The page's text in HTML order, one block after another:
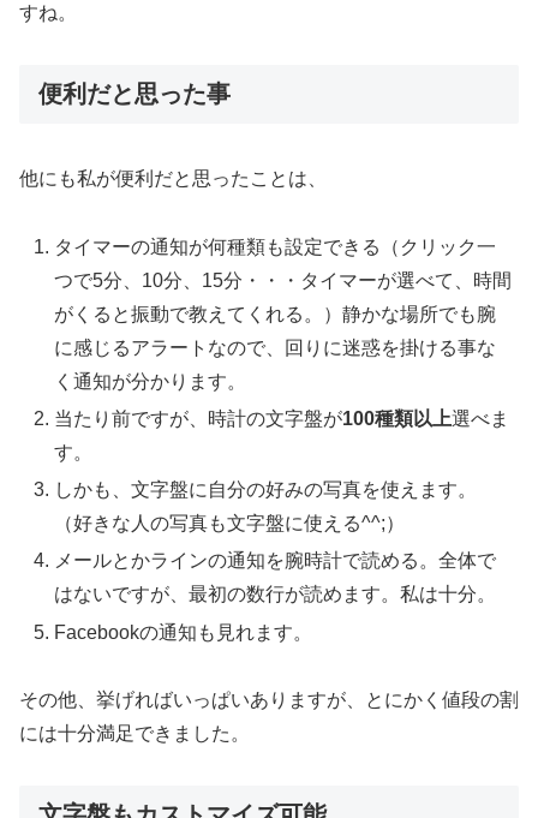
すね。
便利だと思った事
他にも私が便利だと思ったことは、
タイマーの通知が何種類も設定できる（クリック一
つで5分、10分、15分・・・タイマーが選べて、時間
がくると振動で教えてくれる。）静かな場所でも腕
に感じるアラートなので、回りに迷惑を掛ける事な
く通知が分かります。
当たり前ですが、時計の文字盤が100種類以上選べま
す。
しかも、文字盤に自分の好みの写真を使えます。
（好きな人の写真も文字盤に使える^^;）
メールとかラインの通知を腕時計で読める。全体で
はないですが、最初の数行が読めます。私は十分。
Facebookの通知も見れます。
その他、挙げればいっぱいありますが、とにかく値段の割
には十分満足できました。